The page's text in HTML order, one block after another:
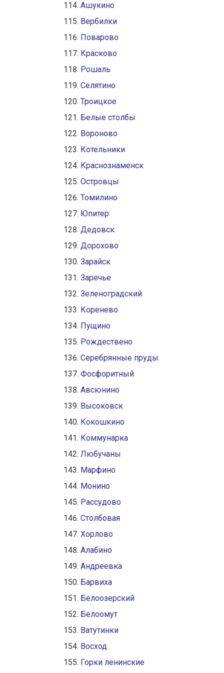
Ашукино
Вербилки
Поварово
Красково
Рошаль
Селятино
Троицкое
Белые столбы
Вороново
Котельники
Краснознаменск
Островцы
Томилино
Юпитер
Дедовск
Дорохово
Зарайск
Заречье
Зеленоградский
Коренево
Пущино
Рождествено
Серебрянные пруды
Фосфоритный
Авсюнино
Высоковск
Кокошкино
Коммунарка
Любучаны
Марфино
Монино
Рассудово
Столбовая
Хорлово
Алабино
Андреевка
Барвиха
Белоозерский
Белоомут
Ватутинки
Восход
Горки ленинские